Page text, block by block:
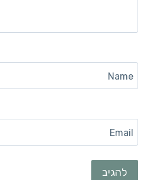
Name
Email